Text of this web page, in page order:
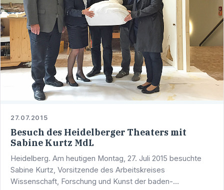
27.07.2015
Besuch des Heidelberger Theaters mit
Sabine Kurtz MdL
Heidelberg. Am heutigen Montag, 27. Juli 2015 besuchte
Sabine Kurtz, Vorsitzende des Arbeitskreises
Wissenschaft, Forschung und Kunst der baden-